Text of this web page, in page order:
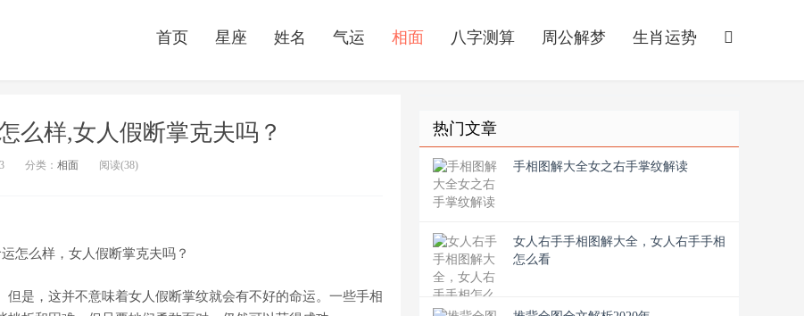
首页 星座 姓名 气运 相面 八字测算 周公解梦 生肖运势
么样,女人假断掌克夫吗？
分类： 相面 阅读(38)
是，这并不意味着女人假断掌纹就会有不好的命运。一些手相
热门文章
手相图解大全女之右手掌纹解读
女人右手手相图解大全，女人右手手相
怎么看